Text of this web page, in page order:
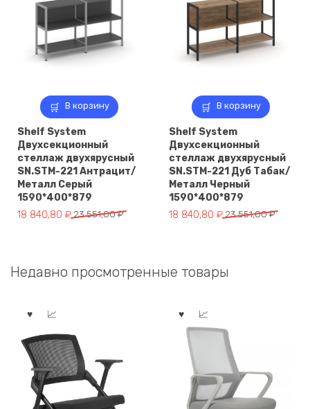
В корзину
Shelf System
Двухсекционный
стеллаж двухярусный
SN.STM-221 Антрацит/
Металл Серый
1590*400*879
23 551,00₽
Первоначальная
551,00 ₽.
18 840,80 ₽
Текущая
В корзину
Shelf System
Двухсекционный
стеллаж двухярусный
SN.STM-221 Дуб Табак/
Металл Черный
1590*400*879
23 551,00₽
Первоначальная
551,00 ₽.
18 840,80 ₽
Текущая
Недавно просмотренные товары